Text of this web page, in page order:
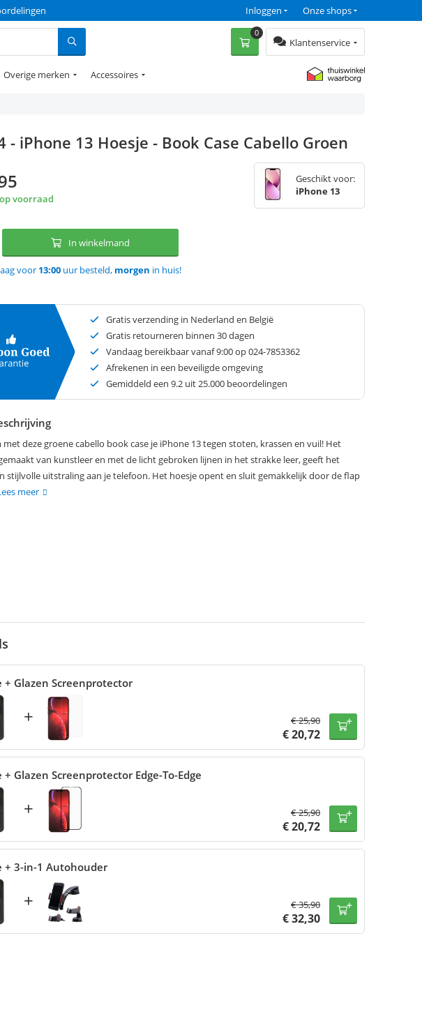
Onze shops
Inloggen
Klantenservice
0
Overige merken Accessoires
- iPhone 13 Hoesje - Book Case Cabello Groen
voorraad
Geschikt voor:
iPhone 13
In winkelmand
voor 13:00 uur besteld, morgen in huis!
Gratis verzending in Nederland en België
Gratis retourneren binnen 30 dagen
Vandaag bereikbaar vanaf 9:00 op 024-7853362
Afrekenen in een beveiligde omgeving
Gemiddeld een 9.2 uit 25.000 beoordelingen
met deze groene cabello book case je iPhone 13 tegen stoten, krassen en vuil! Het
van kunstleer en met de licht gebroken lijnen in het strakke leer, geeft het
stijlvolle uitstraling aan je telefoon. Het hoesje opent en sluit gemakkelijk door de flap
meer
+ Glazen Screenprotector
+ €25,90
€20,72
+ Glazen Screenprotector Edge-To-Edge
+ €25,90
€20,72
+ 3-in-1 Autohouder
+ €35,90
€32,30